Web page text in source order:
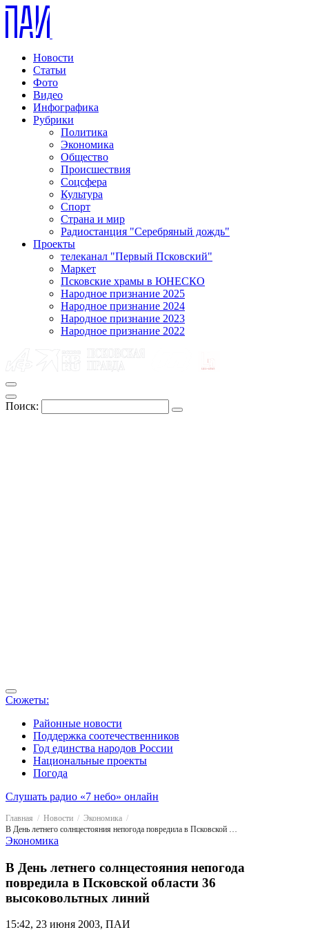
Новости
Статьи
Фото
Видео
Инфографика
Рубрики
Политика
Экономика
Общество
Происшествия
Соцсфера
Культура
Спорт
Страна и мир
Радиостанция "Серебряный дождь"
Проекты
телеканал "Первый Псковский"
Маркет
Псковские храмы в ЮНЕСКО
Народное признание 2025
Народное признание 2024
Народное признание 2023
Народное признание 2022
Поиск:
Сюжеты:
Районные новости
Поддержка соотечественников
Год единства народов России
Национальные проекты
Погода
Слушать радио «7 небо» онлайн
Главная Новости
Экономика
В День летнего солнцестояния непогода повредила в Псковской области 36 высоковольтных линий
Экономика
В День летнего солнцестояния непогода
повредила в Псковской области 36
высоковольтных линий
15:42, 23 июня 2003, ПАИ